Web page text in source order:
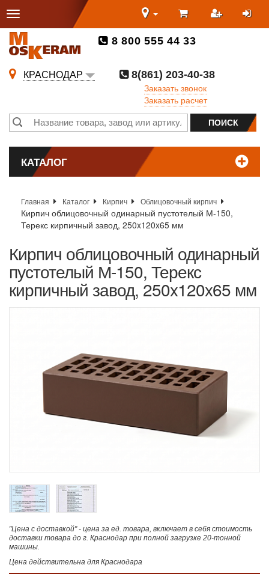
8 800 555 44 33
КРАСНОДАР
8(861) 203-40-38
Заказать звонок
Заказать расчет
КАТАЛОГ
Главная Каталог Кирпич Облицовочный кирпич
Кирпич облицовочный одинарный пустотелый М-150,
Терекс кирпичный завод, 250x120x65 мм
Кирпич облицовочный одинарный
пустотелый М-150, Терекс
кирпичный завод, 250x120x65 мм
"Цена с доставкой" - цена за ед. товара, включает в себя стоимость
доставки товара до г. Краснодар при полной загрузке 20-тонной
машины.
Цена действительна для Краснодара